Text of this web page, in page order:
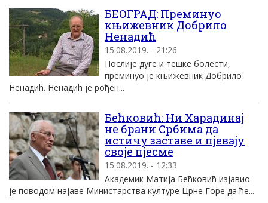
БЕОГРАД: Преминуо
књижевник Добрило
Ненадић
15.08.2019. - 21:26
Послије дуге и тешке болести,
преминуо је књижевник Добрило
Ненадић. Ненадић је рођен...
Бећковић: Ни Харадинај
не брани Србима да
истичу заставе и пјевају
своје пјесме
15.08.2019. - 12:33
Академик Матија Бећковић изјавио
је поводом најаве Министарства културе Црне Горе да ће...